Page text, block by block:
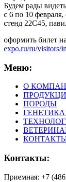
Будем рады
с 6 по 10
стенд 22С45,
оформить билет
expo.ru/ru/visitors/
Меню:
О
ПОРОДЫ
Контакты:
Приемная: +7